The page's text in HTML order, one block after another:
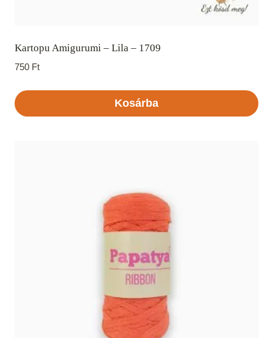
Kartopu Amigurumi – Lila – 1709
750 Ft
Kosárba